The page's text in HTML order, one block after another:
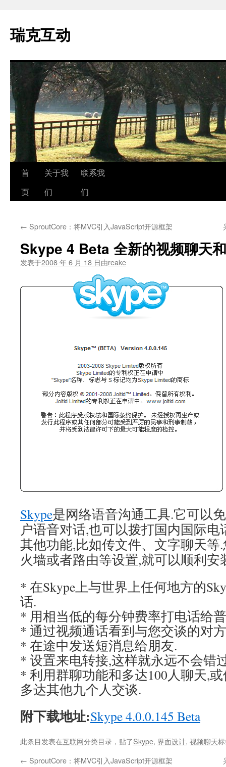
瑞克互动
跳
至
文
首
页
关于我
们
联系我
们
← SproutCore：将MVC引入JavaScript开源框架
Skype 4 Beta 全新的视频聊天
发表于2008 年 6 月 18 日由reake
Skype是网络语音沟通工具.它可以
户语音对话,也可以拨打国内国际
其他功能,比如传文件、文字聊天等
火墙或者路由等设置,就可以顺利安
* 在Skype上与世界上任何地方的
话.
* 用相当低的每分钟费率打电话给
* 通过视频通话看到与您交谈的对
* 在途中发送短消息给朋友.
* 设置来电转接,这样就永远不会错
* 利用群聊功能和多达100人聊天,
多达其他九个人交谈.
附下载地址:Skype 4.0.0.145 Beta
此条目发表在互联网分类目录，贴了Skype, 界面设计, 视频聊天
← SproutCore：将MVC引入JavaScript开源框架